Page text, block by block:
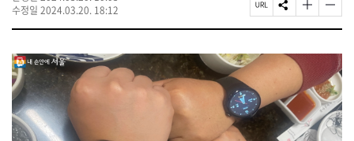
소
통
포
수정일 2024.03.20. 18:12 페
이
U
R
복
사
S
N
공
유
기
글
자
기
변
경
하
기
글
자
기
작
게
변
경
하
기